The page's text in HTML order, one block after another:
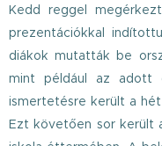
Kedd reggel
prezentációkkal
diákok mutatták be
mint például az adott
ismertetésre került a
Ezt követően sor került